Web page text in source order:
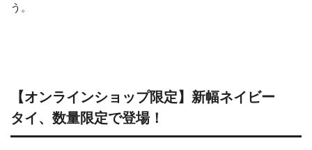
う。
【オンラインショップ限定】新幅ネイビー
タイ、数量限定で登場！